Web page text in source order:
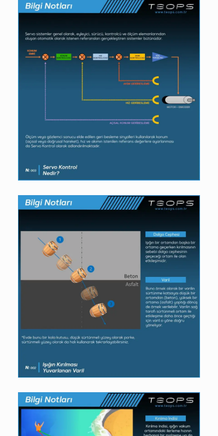
14/03/2022
Servo Kontrol Nedir?
07/03/2022
Işığın Kırılması – Yuvarlanan
Varil